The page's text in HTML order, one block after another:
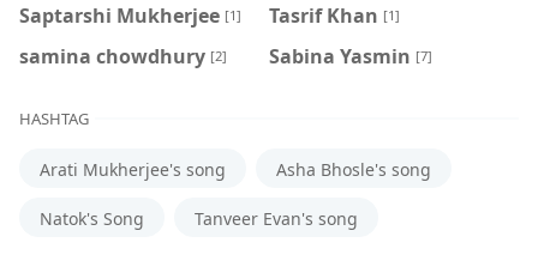
Saptarshi Mukherjee [1] Tasrif Khan [1]
samina chowdhury [2] ‍Sabina Yasmin [7]
HASHTAG
Arati Mukherjee's song Asha Bhosle's song
Natok's Song Tanveer Evan's song